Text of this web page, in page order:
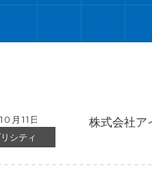
月11日
シティ
株式会社ア